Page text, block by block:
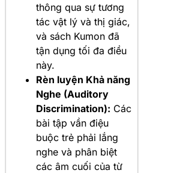
thông qua sự tương
tác vật lý và thị giác,
và sách Kumon đã
tận dụng tối đa điều
này.
Rèn luyện Khả năng
Nghe (Auditory
Discrimination): Các
bài tập vần điệu
buộc trẻ phải lắng
nghe và phân biệt
các âm cuối của từ